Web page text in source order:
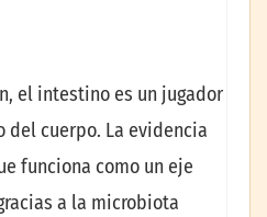
el intestino es un jugador
del cuerpo. La evidencia
funciona como un eje
a la microbiota